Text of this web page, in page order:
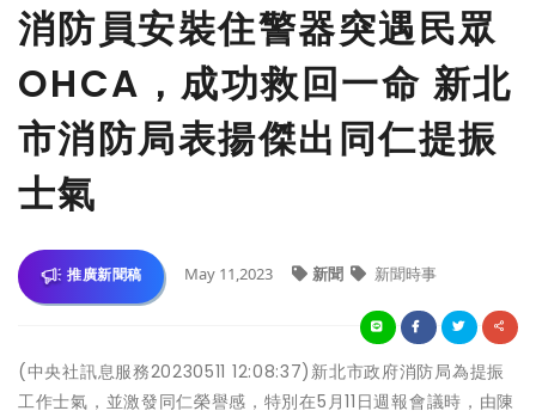
消防員安裝住警器突遇民眾
OHCA，成功救回一命 新北
市消防局表揚傑出同仁提振
士氣
推廣新聞稿 May 11,2023 新聞 新聞時事
(中央社訊息服務20230511 12:08:37)新北市政府消防局為提振
工作士氣，並激發同仁榮譽感，特別在5月11日週報會議時，由陳